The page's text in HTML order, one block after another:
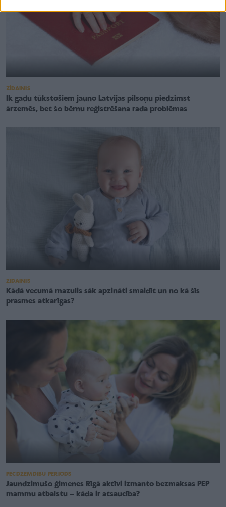
ZĪDAINIS
Ik gadu tūkstošiem jauno Latvijas pilsoņu piedzimst
ārzemēs, bet šo bērnu reģistrēšana rada problēmas
ZĪDAINIS
Kādā vecumā mazulis sāk apzināti smaidīt un no kā šīs
prasmes atkarīgas?
PĒCDZEMDĪBU PERIODS
Jaundzimušo ģimenes Rīgā aktīvi izmanto bezmaksas PEP
mammu atbalstu – kāda ir atsaucība?